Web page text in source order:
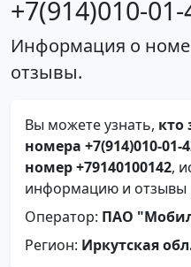
+7(914)010-01-
Информация о
отзывы.
Вы можете узнать, кто
номера +7(914)010-01-
номер +79140100142,
информацию и отзывы
Оператор: ПАО
Регион: Иркутская